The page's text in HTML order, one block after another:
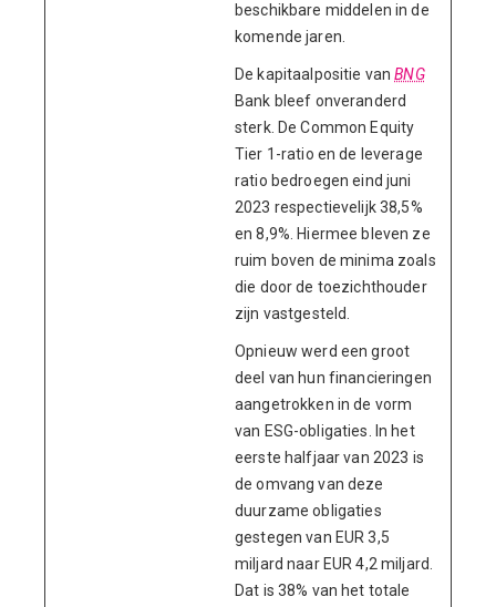
beschikbare middelen in de
komende jaren.
De kapitaalpositie vanBNG
Bank bleef onveranderd
sterk. De Common Equity
Tier 1-ratio en de leverage
ratio bedroegen eind juni
2023 respectievelijk 38,5%
en 8,9%. Hiermee bleven ze
ruim boven de minima zoals
die door de toezichthouder
zijn vastgesteld.
Opnieuw werd een groot
deel van hun financieringen
aangetrokken in de vorm
van ESG-obligaties. In het
eerste halfjaar van 2023 is
de omvang van deze
duurzame obligaties
gestegen van EUR 3,5
miljard naar EUR 4,2 miljard.
Dat is 38% van het totale